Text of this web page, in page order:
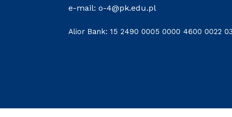
e-mail: o-4@pk.edu.pl
Alior Bank: 15 2490 0005 0000 4600 0022